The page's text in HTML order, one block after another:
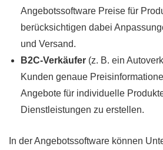
Angebotssoftware Preise für
berücksichtigen dabei
und Versand.
B2C-Verkäufer (z. B. ein
Kunden genaue
Angebote für individuelle
Dienstleistungen zu erstellen.
In der Angebotssoftware können